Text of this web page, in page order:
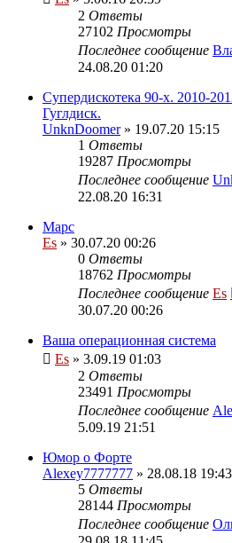
2 Ответы
27102 Просмотры
Последнее сообщение
24.08.20 01:20
Супердискотека 90-х. 2010-
Гуглдиск.
UnknDoomer» 19.07.20 15:15
1 Ответы
19287 Просмотры
Последнее сообщение
22.08.20 16:31
Марс
Es » 30.07.20 00:26
0 Ответы
18762 Просмотры
Последнее сообщение Es
30.07.20 00:26
Ваша операционная система
Es » 3.09.19 01:03
2 Ответы
23491 Просмотры
Последнее сообщение
5.09.19 21:51
Юмор о Форте
Alexey7777777 » 28.08.18 19:43
5 Ответы
28144 Просмотры
Последнее сообщение